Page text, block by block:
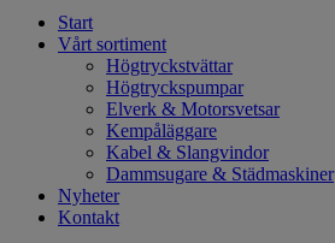
Start
Vårt sortiment
Högtryckstvättar
Högtryckspumpar
Elverk & Motorsvetsar
Kempåläggare
Kabel & Slangvindor
Dammsugare & Städmaskiner
Nyheter
Kontakt